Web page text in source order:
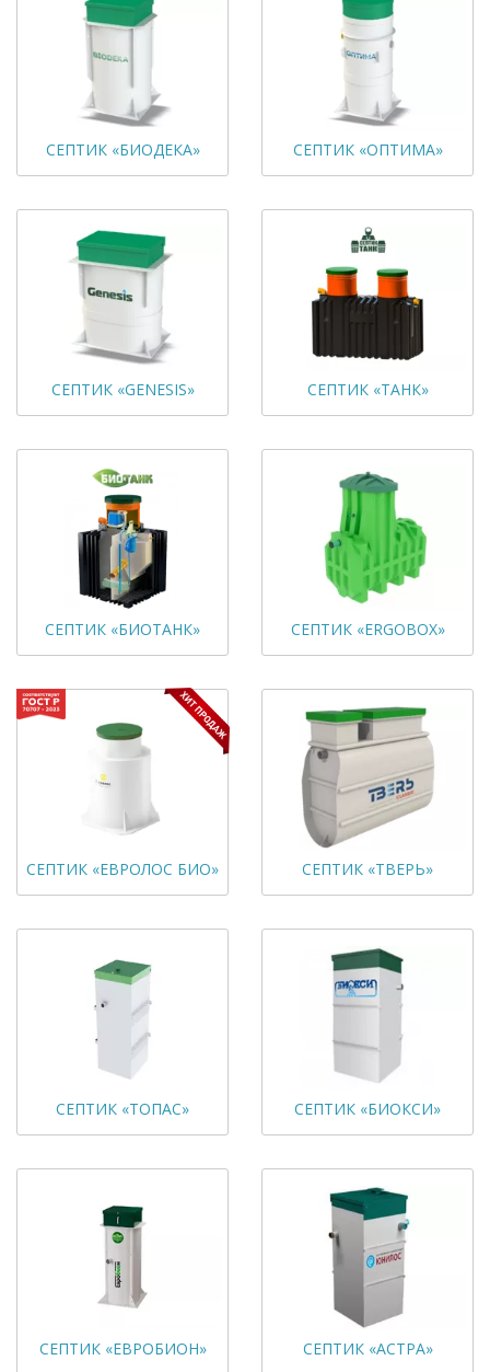
СЕПТИК «БИОДЕКА» СЕПТИК «ОПТИМА»
СЕПТИК «GENESIS» СЕПТИК «ТАНК»
СЕПТИК «БИОТАНК» СЕПТИК «ERGOBOX»
СЕПТИК «ЕВРОЛОС БИО» СЕПТИК «ТВЕРЬ»
СЕПТИК «ТОПАС» СЕПТИК «БИОКСИ»
СЕПТИК «ЕВРОБИОН» СЕПТИК «АСТРА»